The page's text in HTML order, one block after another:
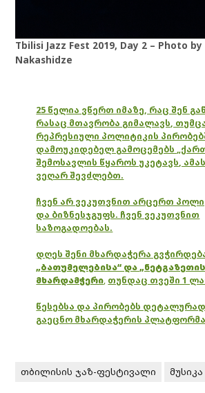
Tbilisi Jazz Fest 2019, Day 2 – Photo
Nakashidze
25 წელია ვწერთ იმაზე, რაც შენ
რასაც მთავრობა გიმალავს,
რეპრესიული პოლიტიკის
დამოუკიდებელ გამოცემებს
შემოსავლის წყაროს უკეტავს,
ვეღარ შევძლებთ.
ჩვენ არ ვეკუთვნით არცერთ
და ბიზნესჯგუფს. ჩვენ ვეკუთვნით
საზოგადოებას.
დღეს შენი მხარდაჭერა
„ბათუმელებისა“ და
მხარდამჭერი, თუნდაც თვეში 1
წესებსა და პირობებს
გაეცნო მხარდაჭერის
თბილისის ჯაზ-ფესტივალი მუსიკა